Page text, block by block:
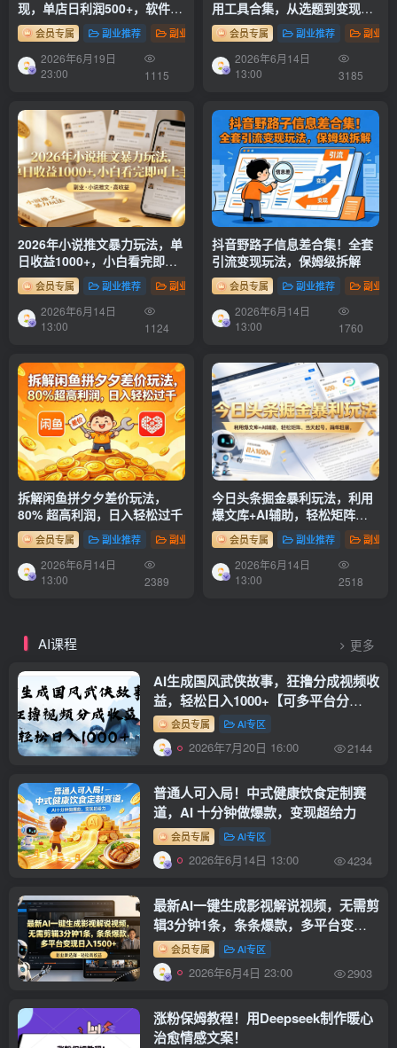
现，单店日利润500+，软件挂
机全自动发货，轻松实现月入
1w+！会员专属 副业推荐 副业项目
2026年6月19日
23:00
1115
用工具合集，从选题到变现，
一篇搞定（新手必备）
会员专属 副业推荐 副业项
2026年6月14日
13:00
3185
2026年小说推文暴力玩法，单
日收益1000+，小白看完即可
上手会员专属 副业推荐 副业项目
2026年6月14日
13:00
1124
抖音野路子信息差合集！全套
引流变现玩法，保姆级拆解
会员专属 副业推荐 副业项
2026年6月14日
13:00
1760
拆解闲鱼拼夕夕差价玩法，
80% 超高利润，日入轻松过千
会员专属 副业推荐 副业项目
2026年6月14日
13:00
2389
今日头条掘金暴利玩法，利用
爆文库+AI辅助，轻松矩阵、
当天起号，简单粗暴，日入
1000+会员专属 副业推荐 副业项
2026年6月14日
13:00
2518
AI课程 更多
AI生成国风武侠故事，狂撸分成视频收
益，轻松日入1000+【可多平台分
发】！
会员专属 AI专区
2026年7月20日 16:00 2144
普通人可入局！中式健康饮食定制赛
道，AI 十分钟做爆款，变现超给力
会员专属 AI专区
2026年6月14日 13:00 4234
最新AI一键生成影视解说视频，无需剪
辑3分钟1条，条条爆款，多平台变现
日入1500+
会员专属 AI专区
2026年6月4日 23:00 2903
涨粉保姆教程！用Deepseek制作暖心
治愈情感文案！